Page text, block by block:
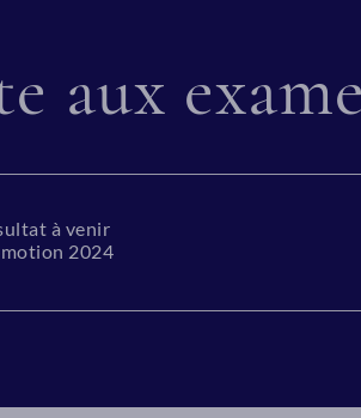
aux
à venir
2024